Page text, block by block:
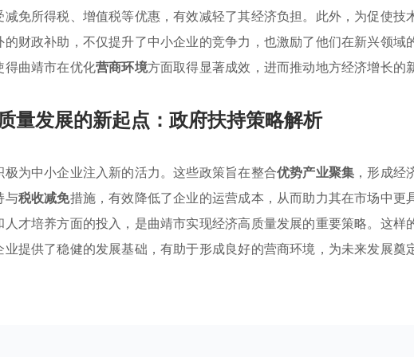
免所得税、增值税等优惠，有效减轻了其经济负担。此外，为促使技
财政补助，不仅提升了中小企业的竞争力，也激励了他们在新兴领域
得曲靖市在优化营商环境方面取得显著成效，进而推动地方经济增长的
量发展的新起点：政府扶持策略解析
极为中小企业注入新的活力。这些政策旨在整合优势产业聚集 ，形成经
与税收减免措施，有效降低了企业的运营成本，从而助力其在市场中更
才培养方面的投入，是曲靖市实现经济高质量发展的重要策略。这样
提供了稳健的发展基础，有助于形成良好的营商环境，为未来发展奠